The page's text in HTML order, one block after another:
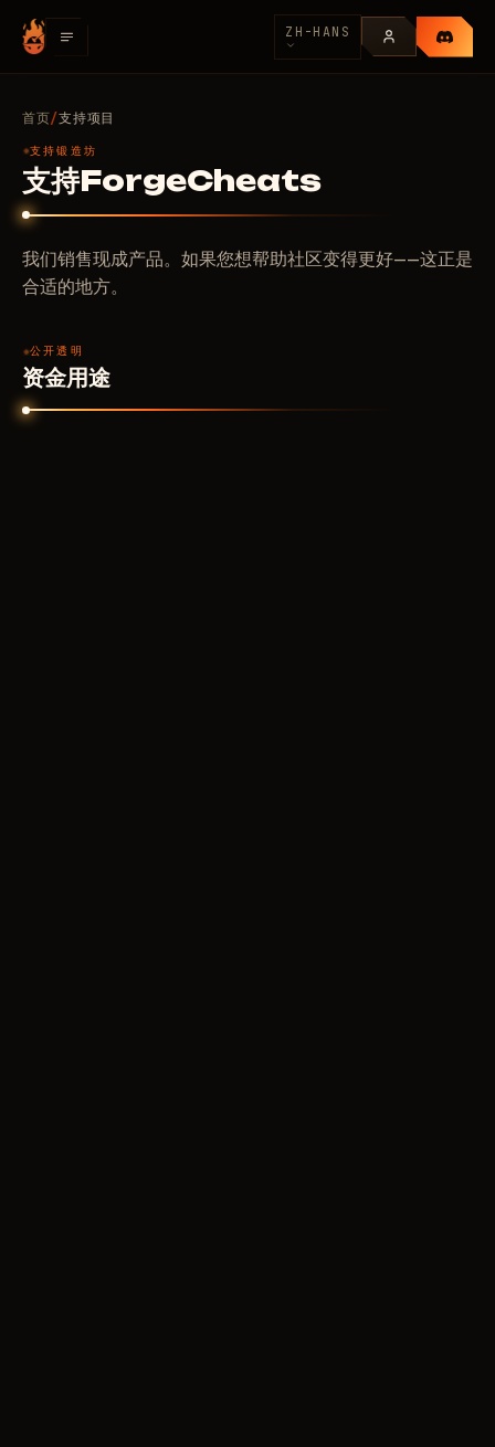
ZH-HANS
首页/支持项目
支持锻造坊
支持ForgeCheats
我们销售现成产品。如果您想帮助社区变得更好——这正是
合适的地方。
公开透明
资金用途